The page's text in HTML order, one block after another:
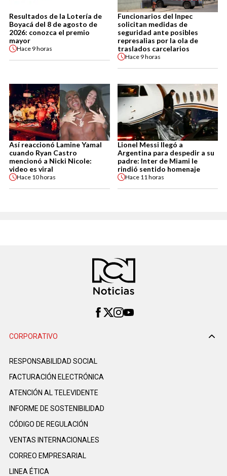
Resultados de la Lotería de
Boyacá del 8 de agosto de
2026: conozca el premio
mayor
Hace 9 horas
Funcionarios del Inpec
solicitan medidas de
seguridad ante posibles
represalias por la ola de
traslados carcelarios
Hace 9 horas
Así reaccionó Lamine Yamal
cuando Ryan Castro
mencionó a Nicki Nicole:
video es viral
Hace 10 horas
Lionel Messi llegó a
Argentina para despedir a su
padre: Inter de Miami le
rindió sentido homenaje
Hace 11 horas
CORPORATIVO
RESPONSABILIDAD SOCIAL
FACTURACIÓN ELECTRÓNICA
ATENCIÓN AL TELEVIDENTE
INFORME DE SOSTENIBILIDAD
CÓDIGO DE REGULACIÓN
VENTAS INTERNACIONALES
CORREO EMPRESARIAL
LINEA ÉTICA